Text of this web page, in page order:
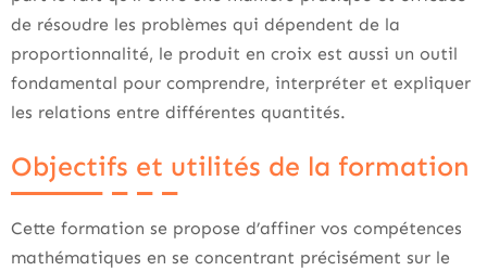
de résoudre les problèmes qui dépendent de la
proportionnalité, le produit en croix est aussi un outil
fondamental pour comprendre, interpréter et expliquer
les relations entre différentes quantités.
Objectifs et utilités de la formation
Cette formation se propose d’affiner vos compétences
mathématiques en se concentrant précisément sur le